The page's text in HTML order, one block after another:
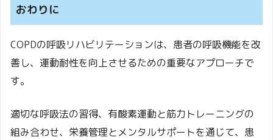
おわりに
COPDの呼吸リハビリテーションは、患者の呼吸機能を改
善し、運動耐性を向上させるための重要なアプローチで
す。
適切な呼吸法の習得、有酸素運動と筋力トレーニングの
組み合わせ、栄養管理とメンタルサポートを通じて、患